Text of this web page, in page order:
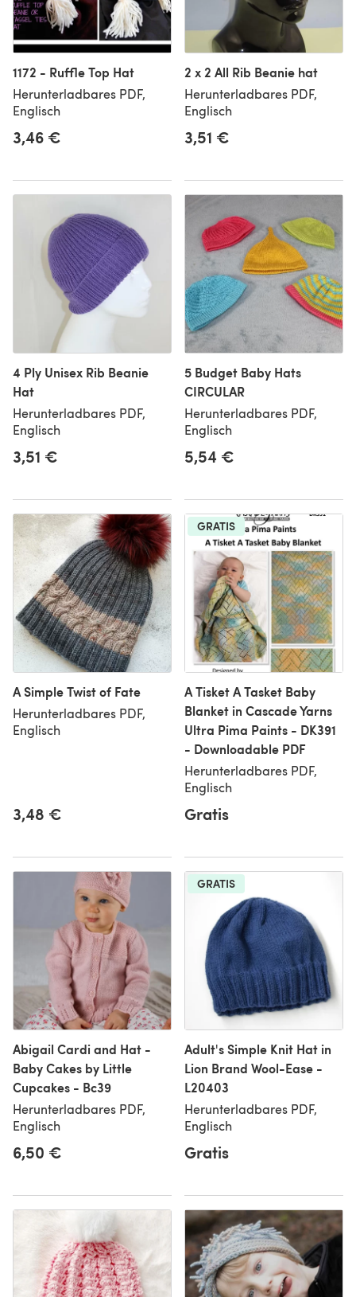
1172 - Ruffle Top Hat
Herunterladbares PDF,
Englisch
3,46 €
2 x 2 All Rib Beanie hat
Herunterladbares PDF,
Englisch
3,51 €
4 Ply Unisex Rib Beanie
Hat
Herunterladbares PDF,
Englisch
3,51 €
5 Budget Baby Hats
CIRCULAR
Herunterladbares PDF,
Englisch
5,54 €
A Simple Twist of Fate
Herunterladbares PDF,
Englisch
3,48 €
GRATIS
A Tisket A Tasket Baby
Blanket in Cascade Yarns
Ultra Pima Paints - DK391
- Downloadable PDF
Herunterladbares PDF,
Englisch
Gratis
Abigail Cardi and Hat -
Baby Cakes by Little
Cupcakes - Bc39
Herunterladbares PDF,
Englisch
6,50 €
GRATIS
Adult's Simple Knit Hat in
Lion Brand Wool-Ease -
L20403
Herunterladbares PDF,
Englisch
Gratis